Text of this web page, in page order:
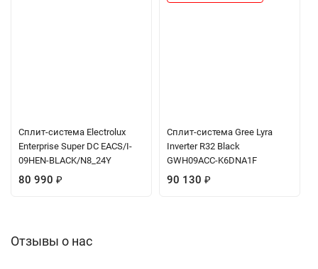
Классический белый цвет- стильное украшение
интерьера
Сплит-система Electrolux
Enterprise Super DC EACS/I-
09HEN-BLACK/N8_24Y
80 990 ₽
Сплит-система Gree Lyra
Inverter R32 Black
GWH09ACC-K6DNA1F
90 130 ₽
Отзывы о нас